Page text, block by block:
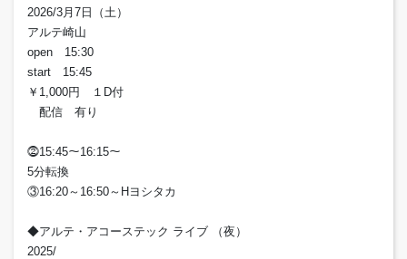
2026/3月7日（土）
アルテ崎山
open 15:30
start 15:45
￥1,000円 １D付
配信 有り
⓶15:45～16:15～
5分転換
③16:20～16:50～Hヨシタカ
◆アルテ・アコーステック ライブ （夜）
2025/